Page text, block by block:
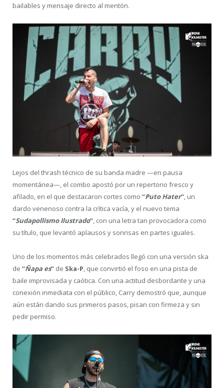
bailables y mensaje directo al mentón.
Lejos del thrash técnico de su banda madre —en pausa
momentánea—, el combo apostó por un repertorio fresco y
afilado, en el que destacaron cortes como “Puto Hater” , un
dardo venenoso contra la crítica vacía, y el nuevo tema
“Sudapollismo Ilustrado” , con una letra tan provocadora como
su título, que levantó aplausos y sonrisas en partes iguales.
Uno de los momentos más celebrados llegó con una versión ska
de “Ñapa es” de Ska-P, que convirtió el foso en una pista de
baile improvisada y caótica. Con una actitud desbordante y una
conexión inmediata con el público, Carry demostró que, aunque
aún están dando sus primeros pasos, pisan con firmeza y sin
pedir permiso.